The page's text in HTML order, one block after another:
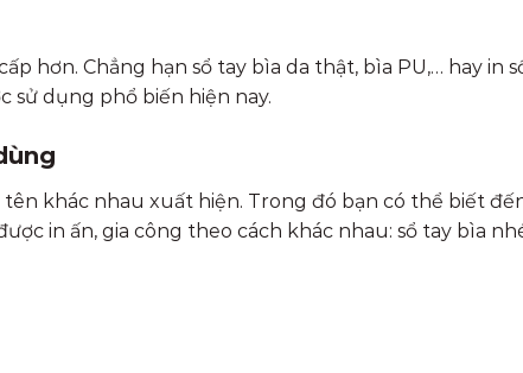
hơn. Chẳng hạn sổ tay bìa da thật, bìa PU,… hay in
sử dụng phổ biến hiện nay.
khác nhau xuất hiện. Trong đó bạn có thể biết
in ấn, gia công theo cách khác nhau: sổ tay bìa